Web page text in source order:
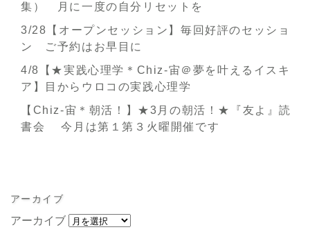
集） 月に一度の自分リセットを
3/28【オープンセッション】毎回好評のセッショ
ン ご予約はお早目に
4/8【★実践心理学＊Chiz-宙＠夢を叶えるイスキ
ア】目からウロコの実践心理学
【Chiz-宙＊朝活！】★3月の朝活！★『友よ』読
書会 今月は第１第３火曜開催です
アーカイブ
アーカイブ